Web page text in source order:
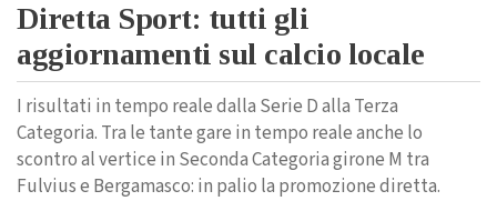
Diretta Sport: tutti gli
aggiornamenti sul calcio locale
I risultati in tempo reale dalla Serie D alla Terza
Categoria. Tra le tante gare in tempo reale anche lo
scontro al vertice in Seconda Categoria girone M tra
Fulvius e Bergamasco: in palio la promozione diretta.